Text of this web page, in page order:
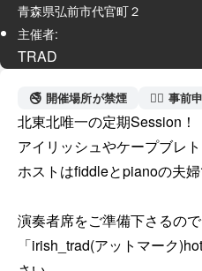
青森県弘前市代官町２
主催者:
TRAD
🚭 開催場所が禁煙 🙋‍♀️ 事前
北東北唯一の定期Session！
アイリッシュやケープブレ
ホストはfiddleとpianoの夫婦
演奏者席をご準備下さるの
「irish_trad(アットマーク